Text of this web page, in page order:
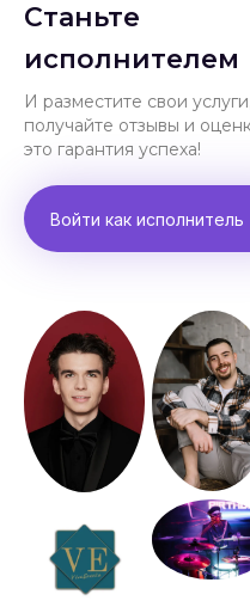
Станьте
исполнителем
И разместите свои
получайте отзывы и
это гарантия успеха!
Войти как исполнитель